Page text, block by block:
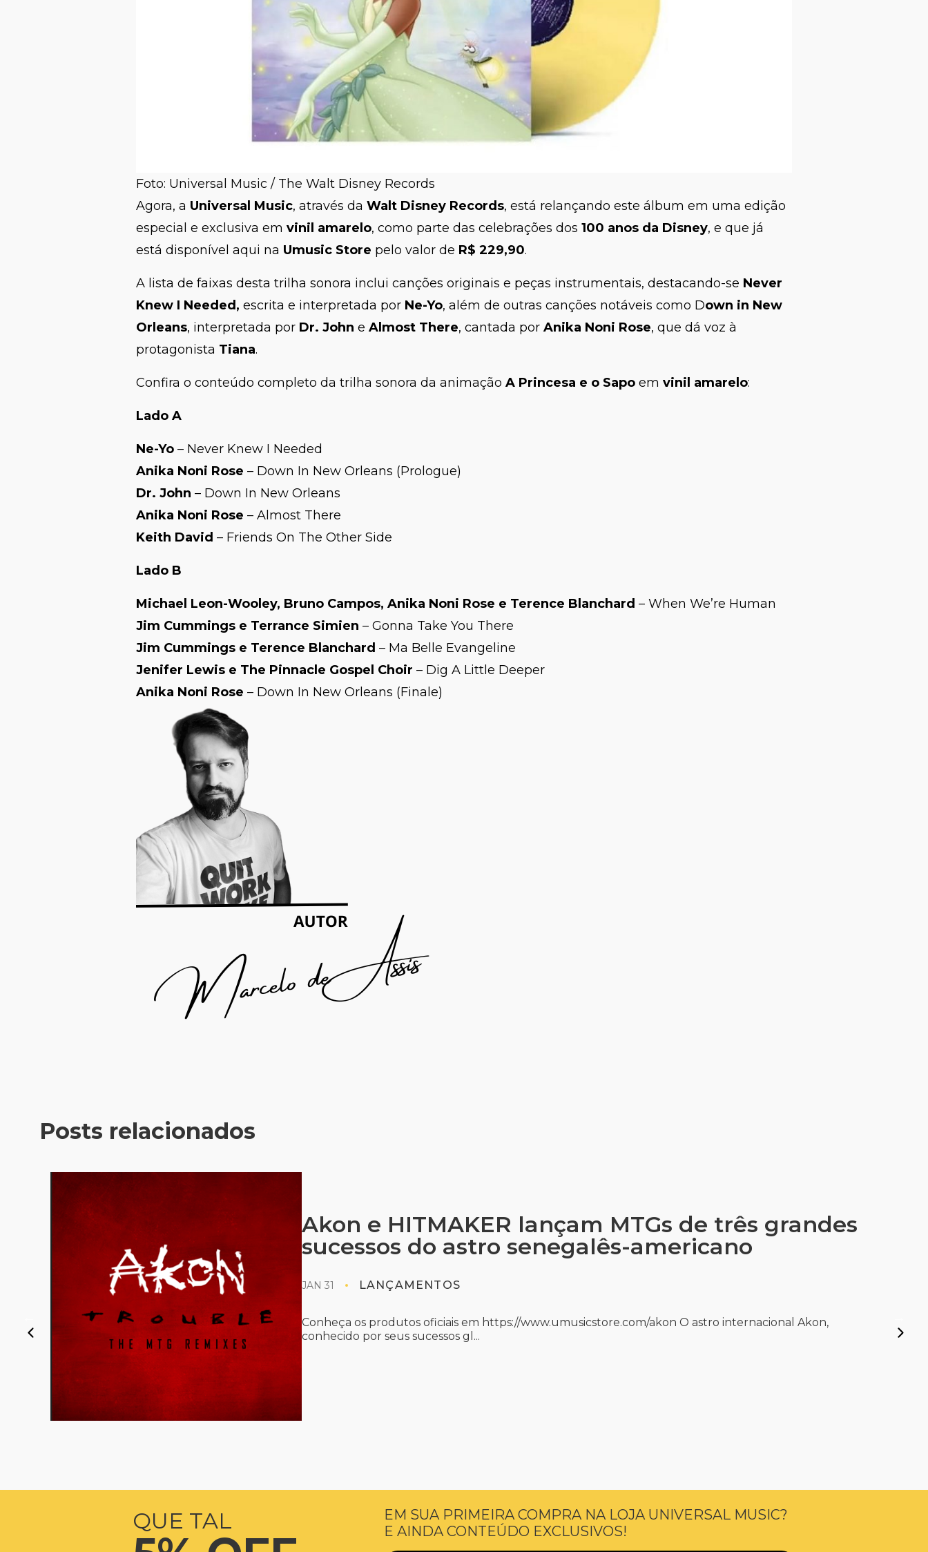
Foto: Universal Music / The Walt Disney Records
Agora, a Universal Music, através da Walt Disney Records, está relançando este álbum em uma edição
especial e exclusiva em vinil amarelo, como parte das celebrações dos 100 anos da Disney, e que já
está disponível aqui na Umusic Store pelo valor de R$ 229,90.
A lista de faixas desta trilha sonora inclui canções originais e peças instrumentais, destacando-se Never
Knew I Needed, escrita e interpretada por Ne-Yo, além de outras canções notáveis como Down in New
Orleans, interpretada por Dr. John e Almost There, cantada por Anika Noni Rose, que dá voz à
protagonista Tiana.
Confira o conteúdo completo da trilha sonora da animação A Princesa e o Sapo em vinil amarelo:
Lado A
Ne-Yo – Never Knew I Needed
Anika Noni Rose – Down In New Orleans (Prologue)
Dr. John – Down In New Orleans
Anika Noni Rose – Almost There
Keith David – Friends On The Other Side
Lado B
Michael Leon-Wooley, Bruno Campos, Anika Noni Rose e Terence Blanchard – When We’re Human
Jim Cummings e Terrance Simien – Gonna Take You There
Jim Cummings e Terence Blanchard – Ma Belle Evangeline
Jenifer Lewis e The Pinnacle Gospel Choir – Dig A Little Deeper
Anika Noni Rose – Down In New Orleans (Finale)
Posts relacionados
Akon e HITMAKER lançam MTGs de três grandes
sucessos do astro senegalês-americano
JAN 31 LANÇAMENTOS
Conheça os produtos oficiais em https://www.umusicstore.com/akon O astro internacional Akon,
conhecido por seus sucessos gl...
QUE TAL
EM SUA PRIMEIRA COMPRA NA LOJA UNIVERSAL MUSIC?
E AINDA CONTEÚDO EXCLUSIVOS!